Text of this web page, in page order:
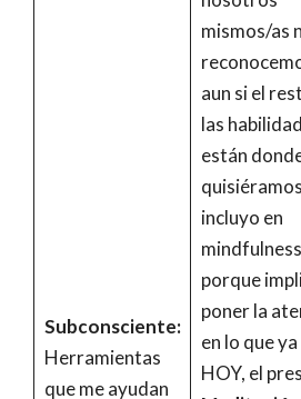
Subconsciente:
Herramientas
que me ayudan
mismos/as
aun si el
las
están
incluyo en
mindfulness
porque
poner la
en lo que ya
HOY, el